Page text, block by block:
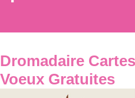
Dromadaire
Voeux Gratuites